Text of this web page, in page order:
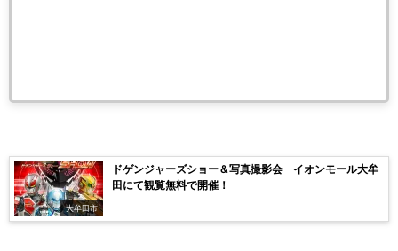
大牟田市
ドゲンジャーズショー＆写真撮影会 イオンモール大牟
田にて観覧無料で開催！